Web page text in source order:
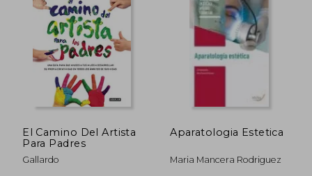
El Camino Del Artista
Para Padres
Gallardo
Aparatologia Estetica
Maria Mancera Rodriguez